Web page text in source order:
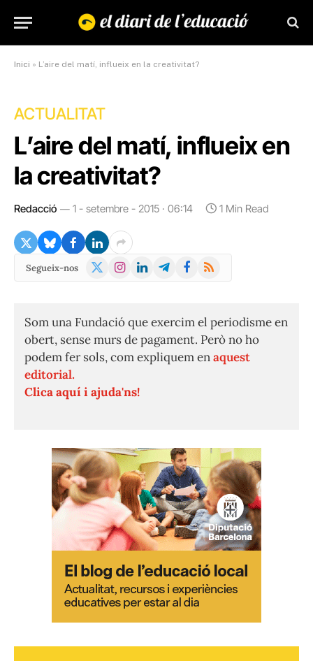
Inici » L’aire del matí, influeix en la creativitat?
ACTUALITAT
L’aire del matí, influeix en
la creativitat?
Redacció 1 - setembre - 2015 · 06:14 1 Min Read
Segueix-nos
X
Instagram
LinkedInTelegramFacebook
RSS
Som una Fundació que exercim el periodisme en
obert, sense murs de pagament. Però no ho
podem fer sols, com expliquem enaquest
editorial.
Clica aquí i ajuda'ns!